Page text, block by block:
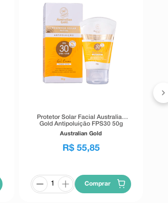
Protetor Solar Facial Australian
Gold Antipoluição FPS30 50g
Australian Gold
R$ 55,85
Comprar